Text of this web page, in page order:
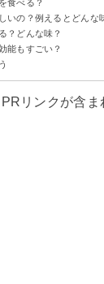
食べる？
位が豊富
いの？例えるとどんな
い
わいが養殖スッポンよりも臭
？どんな味？
い・風味
飲むのが一般的
能もすごい？
リンクが含ま